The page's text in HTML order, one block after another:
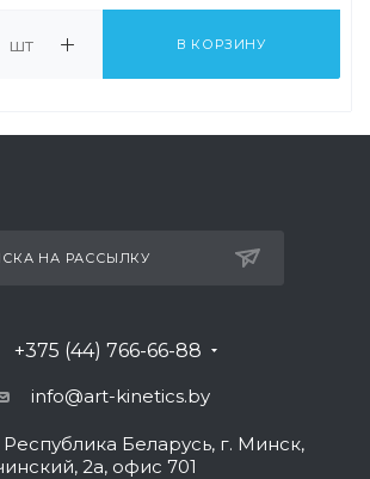
шт В КОРЗИНУ
НА РАССЫЛКУ
+375 (44) 766-66-88
info@art-kinetics.by
Беларусь, г. Минск,
2а, офис 701